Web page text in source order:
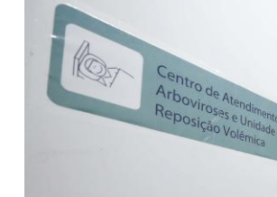
navegação